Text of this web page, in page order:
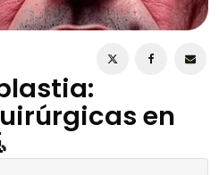
en